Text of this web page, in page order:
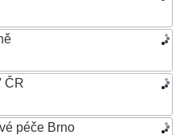
ČR
péče Brno